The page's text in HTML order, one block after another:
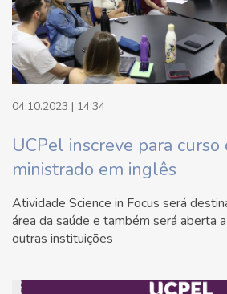
04.10.2023 | 14:34
UCPel inscreve para
ministrado em inglês
Atividade Science in Focus será
área da saúde e também será aberta
outras instituições